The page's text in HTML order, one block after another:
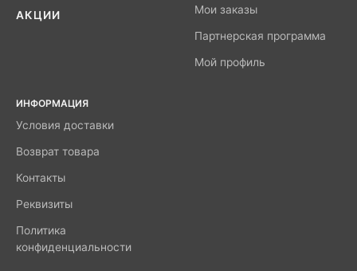
АКЦИИ Мои заказы
Партнерская программа
Мой профиль
ИНФОРМАЦИЯ
Условия доставки
Возврат товара
Контакты
Реквизиты
Политика
конфиденциальности